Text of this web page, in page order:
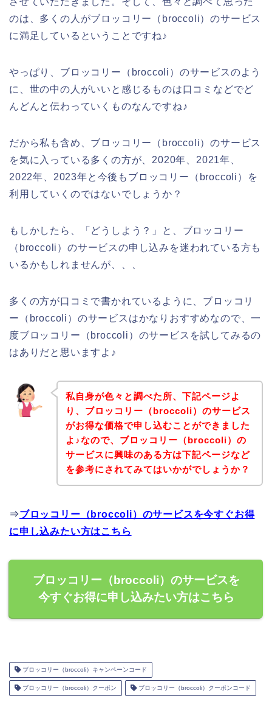
のは、多くの人がブロッコリー（broccoli）のサービス
に満足しているということですね♪
やっぱり、ブロッコリー（broccoli）のサービスのよう
に、世の中の人がいいと感じるものは口コミなどでど
んどんと伝わっていくものなんですね♪
だから私も含め、ブロッコリー（broccoli）のサービス
を気に入っている多くの方が、2020年、2021年、
2022年、2023年と今後もブロッコリー（broccoli）を
利用していくのではないでしょうか？
もしかしたら、「どうしよう？」と、ブロッコリー
（broccoli）のサービスの申し込みを迷われている方も
いるかもしれませんが、、、
多くの方が口コミで書かれているように、ブロッコリ
ー（broccoli）のサービスはかなりおすすめなので、一
度ブロッコリー（broccoli）のサービスを試してみるの
はありだと思いますよ♪
私自身が色々と調べた所、下記ページよ
り、ブロッコリー（broccoli）のサービス
がお得な価格で申し込むことができました
よ♪なので、ブロッコリー（broccoli）の
サービスに興味のある方は下記ページなど
を参考にされてみてはいかがでしょうか？
⇒ブロッコリー（broccoli）のサービスを今すぐお得
に申し込みたい方はこちら
ブロッコリー（broccoli）のサービスを
今すぐお得に申し込みたい方はこちら
ブロッコリー（broccoli）キャンペーンコード
ブロッコリー（broccoli）クーポン ブロッコリー（broccoli）クーポンコード